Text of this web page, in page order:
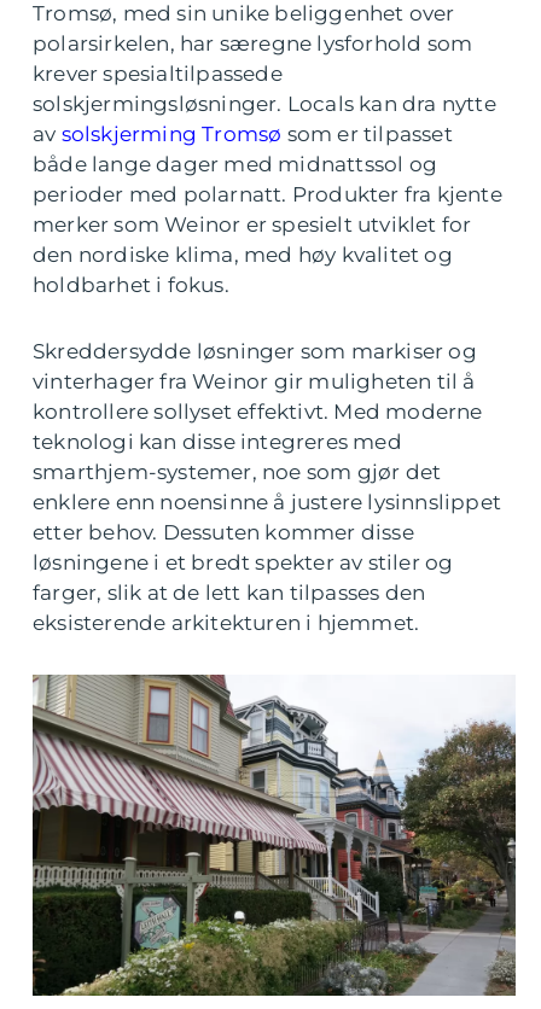
Tromsø, med sin unike beliggenhet over
polarsirkelen, har særegne lysforhold som
krever spesialtilpassede
solskjermingsløsninger. Locals kan dra nytte
av solskjerming Tromsø som er tilpasset
både lange dager med midnattssol og
perioder med polarnatt. Produkter fra kjente
merker som Weinor er spesielt utviklet for
den nordiske klima, med høy kvalitet og
holdbarhet i fokus.
Skreddersydde løsninger som markiser og
vinterhager fra Weinor gir muligheten til å
kontrollere sollyset effektivt. Med moderne
teknologi kan disse integreres med
smarthjem-systemer, noe som gjør det
enklere enn noensinne å justere lysinnslippet
etter behov. Dessuten kommer disse
løsningene i et bredt spekter av stiler og
farger, slik at de lett kan tilpasses den
eksisterende arkitekturen i hjemmet.